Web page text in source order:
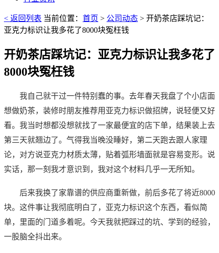
< 返回列表 当前位置： 首页 > 公司动态 > 开奶茶店踩坑记：
亚克力标识让我多花了8000块冤枉钱
开奶茶店踩坑记：亚克力标识让我多花了
8000块冤枉钱
2026-05-17 02:00:22
我自己就干过一件特别蠢的事。去年春天我盘了个小店面
想做奶茶，装修时朋友推荐用亚克力标识做招牌，说轻便又好
看。我当时想都没想就找了一家最便宜的店下单，结果装上去
第三天就翘边了。气得我当晚没睡好，第二天跑去跟人家理
论，对方说亚克力材质太薄，贴着弧形墙面就是容易变形。说
实话，那一刻我才意识到，我对这个材料几乎一无所知。
后来我换了家靠谱的供应商重新做，前后多花了将近8000
块。这件事让我彻底明白了，亚克力标识这个东西，看似简
单，里面的门道多着呢。今天我就把踩过的坑、学到的经验，
一股脑全抖出来。